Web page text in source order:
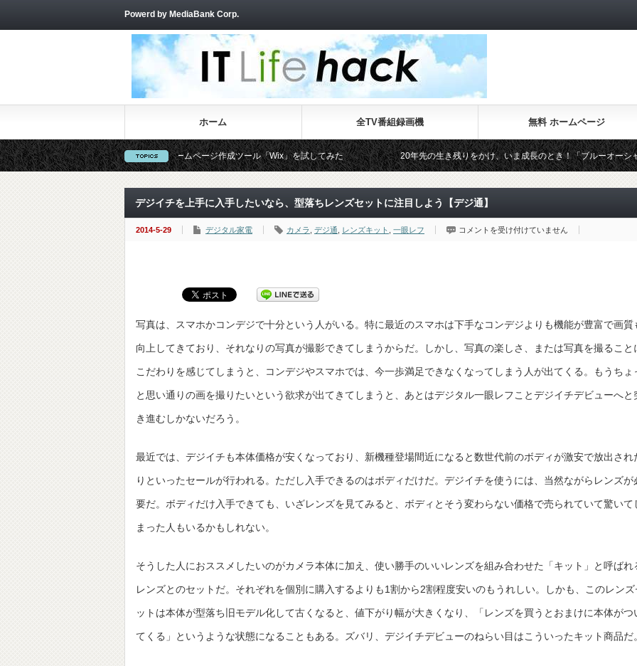
Powerd by MediaBank Corp.
ホーム 全TV番組録画機 無料 ホームページ
なWebサイトが作れる！無料ホームページ作成ツール「Wix」を試してみた 20年先の生き残りをかけ、いま成長のとき！「ブルーオーシャン・サミ
デジイチを上手に入手したいなら、型落ちレンズセットに注目しよう【デジ通】
2014-5-29 デジタル家電 カメラ デジ通 レンズキット 一眼レフ
デ
た
い
ら、
落
ち
ン
ズ
し
う
【デ
通】
は
コメントを受け付けていません
写真は、スマホかコンデジで十分という人がいる。特に最近のスマホは下手なコンデジよりも機能が豊富で画質
向上してきており、それなりの写真が撮影できてしまうからだ。しかし、写真の楽しさ、または写真を撮ること
こだわりを感じてしまうと、コンデジやスマホでは、今一歩満足できなくなってしまう人が出てくる。もうちょ
と思い通りの画を撮りたいという欲求が出てきてしまうと、あとはデジタル一眼レフことデジイチデビューへと
き進むしかないだろう。
最近では、デジイチも本体価格が安くなっており、新機種登場間近になると数世代前のボディが激安で放出され
りといったセールが行われる。ただし入手できるのはボディだけだ。デジイチを使うには、当然ながらレンズが
要だ。ボディだけ入手できても、いざレンズを見てみると、ボディとそう変わらない価格で売られていて驚いて
まった人もいるかもしれない。
そうした人におススメしたいのがカメラ本体に加え、使い勝手のいいレンズを組み合わせた「キット」と呼ばれ
レンズとのセットだ。それぞれを個別に購入するよりも1割から2割程度安いのもうれしい。しかも、このレンズ
ットは本体が型落ち旧モデル化して古くなると、値下がり幅が大きくなり、「レンズを買うとおまけに本体がつ
てくる」というような状態になることもある。ズバリ、デジイチデビューのねらい目はこういったキット商品だ